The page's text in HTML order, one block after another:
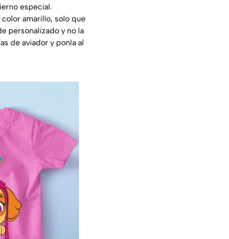
especial.
amarillo, solo que
personalizado y no la
de aviador y ponla al